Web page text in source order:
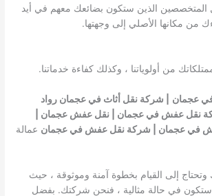
المتخصصين الذين ستكون بضائعك معهم في أيد
من مكانها الأصلي إلى وجهتها.
من أولوياتنا ، وكذلك كفاءة خدماتنا.
عجمان
| شركة نقل أثاث في عجمان رواد
نقل عفش في عجمان | نقل عفش عجمان |
في عجمان | شركة نقل عفش في عجمان عمالة
إلى القيام بخطوة آمنة وموثوقة ، حيث
في حالة مثالية ، فنحن شركتك. بفضل